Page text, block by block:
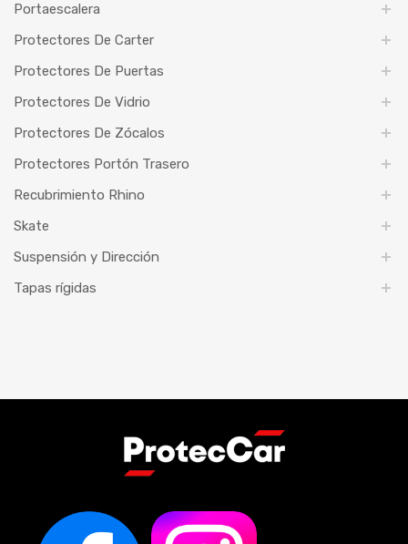
Portaescalera
Protectores De Carter
Protectores De Puertas
Protectores De Vidrio
Protectores De Zócalos
Protectores Portón Trasero
Recubrimiento Rhino
Skate
Suspensión y Dirección
Tapas rígidas